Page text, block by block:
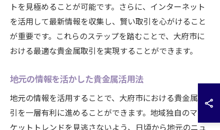
トを見極めることが可能です。さらに、インターネット
を活用して最新情報を収集し、賢い取引を心がけること
が重要です。これらのステップを踏むことで、大府市に
おける最適な貴金属取引を実現することができます。
地元の情報を活かした貴金属活用法
地元の情報を活用することで、大府市における貴金属取
引を一層有利に進めることができます。地域独自のマー
ケットトレンドを見逃さないよう、日頃から地元のニュ